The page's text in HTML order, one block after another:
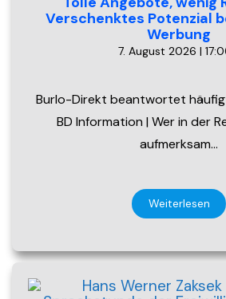
Verschenktes Potenzial
Werbung
7. August 2026 |
Burlo-Direkt beantwortet
BD Information | Wer in der
aufmerksam…
Weiterlesen